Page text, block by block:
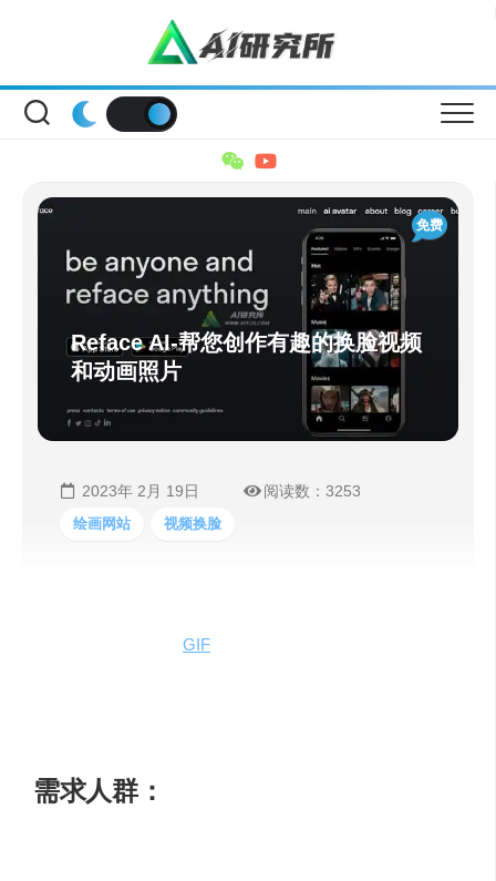
免费
Reface AI-帮您创作有趣的换脸视频
和动画照片
2023年 2月 19日 阅读数：3253
绘画网站 视频换脸
GIF
需求人群：